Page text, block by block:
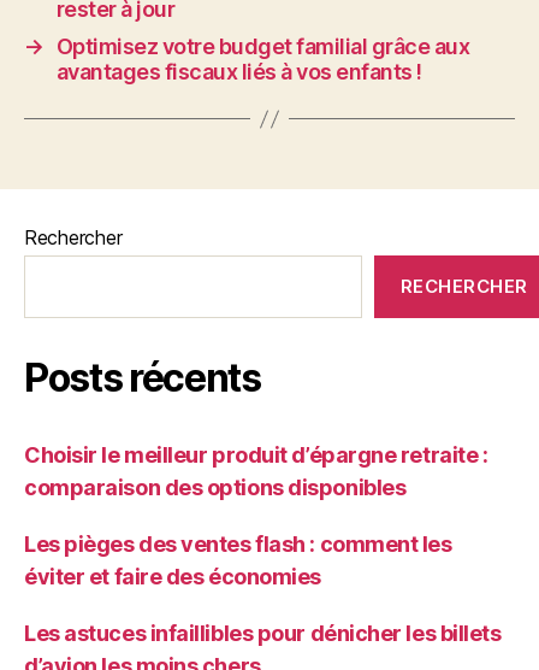
rester à jour
→
Optimisez votre budget familial grâce aux
avantages fiscaux liés à vos enfants !
Rechercher
RECHERCHER
Posts récents
Choisir le meilleur produit d’épargne retraite :
comparaison des options disponibles
Les pièges des ventes flash : comment les
éviter et faire des économies
Les astuces infaillibles pour dénicher les billets